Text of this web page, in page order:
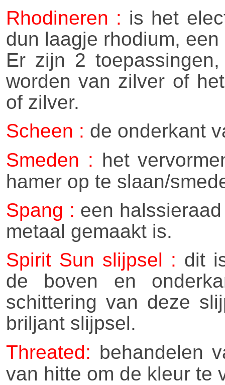
Rhodineren : is het
dun laagje rhodium,
Er zijn 2
worden van zilver of
of zilver.
Scheen : de onderkant
Smeden : het
hamer op te slaan/
Spang : een
metaal gemaakt is.
Spirit Sun slijpsel : dit
de boven en
schittering van deze
briljant slijpsel.
Threated: behandelen
van hitte om de kleur te